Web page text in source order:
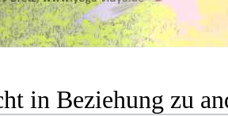
in Beziehung zu